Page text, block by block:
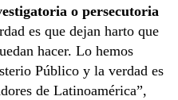
o persecutoria
es que dejan harto que
hacer. Lo hemos
Público y la verdad es
de Latinoamérica”,